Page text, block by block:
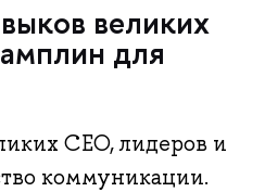
великих
для
CEO, лидеров и
коммуникации.